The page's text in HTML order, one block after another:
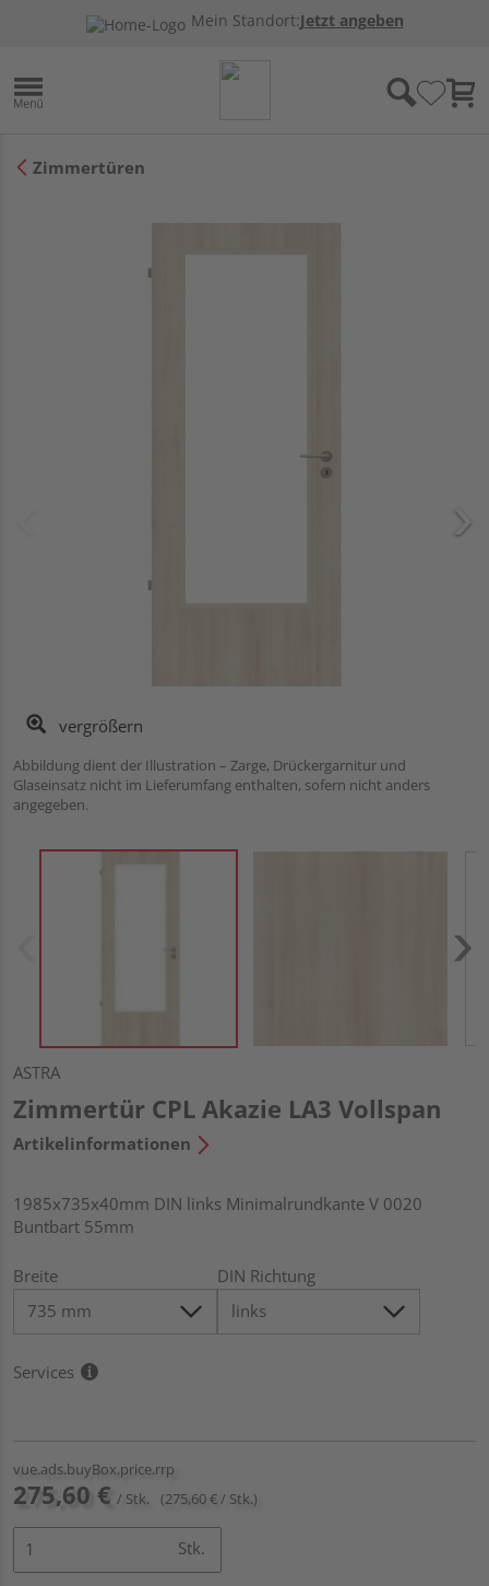
Mein Standort:Jetzt angeben
Zimmertüren
vergrößern
Abbildung dient der Illustration – Zarge, Drückergarnitur und
Glaseinsatz nicht im Lieferumfang enthalten, sofern nicht anders
angegeben.
ASTRA
Zimmertür CPL Akazie LA3 Vollspan
Artikelinformationen
1985x735x40mm DIN links Minimalrundkante V 0020
Buntbart 55mm
Breite DIN Richtung
Services
vue.ads.buyBox.price.rrp
275,60 € / Stk. (275,60 € / Stk.)
Stk.